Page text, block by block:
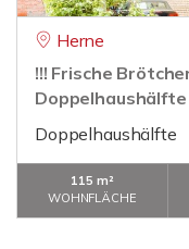
Herne
!!! Frische
Doppelhaushälfte
115 m²
WOHNFLÄCHE